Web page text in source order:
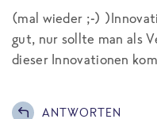
(mal wieder ;-)
gut, nur sollte man als
dieser Innovationen
ANTWORTEN